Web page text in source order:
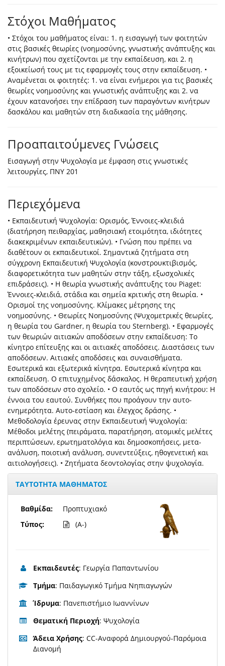
Στόχοι Μαθήματος
• Στόχοι του μαθήματος είναι: 1. η εισαγωγή των φοιτητών
στις βασικές θεωρίες (νοημοσύνης, γνωστικής ανάπτυξης και
κινήτρων) που σχετίζονται με την εκπαίδευση, και 2. η
εξοικείωσή τους με τις εφαρμογές τους στην εκπαίδευση. •
Αναμένεται οι φοιτητές: 1. να είναι ενήμεροι για τις βασικές
θεωρίες νοημοσύνης και γνωστικής ανάπτυξης και 2. να
έχουν κατανοήσει την επίδραση των παραγόντων κινήτρων
δασκάλου και μαθητών στη διαδικασία της μάθησης.
Προαπαιτούμενες Γνώσεις
Εισαγωγή στην Ψυχολογία με έμφαση στις γνωστικές
λειτουργίες, ΠΝΥ 201
Περιεχόμενα
• Εκπαιδευτική Ψυχολογία: Ορισμός, Έννοιες-κλειδιά
(διατήρηση πειθαρχίας, μαθησιακή ετοιμότητα, ιδιότητες
διακεκριμένων εκπαιδευτικών). • Γνώση που πρέπει να
διαθέτουν οι εκπαιδευτικοί. Σημαντικά ζητήματα στη
σύγχρονη Εκπαιδευτική Ψυχολογία (κονστρουκτιβισμός,
διαφορετικότητα των μαθητών στην τάξη, εξωσχολικές
επιδράσεις). • Η θεωρία γνωστικής ανάπτυξης του Piaget:
Έννοιες-κλειδιά, στάδια και σημεία κριτικής στη θεωρία. •
Ορισμοί της νοημοσύνης. Κλίμακες μέτρησης της
νοημοσύνης. • Θεωρίες Νοημοσύνης (Ψυχομετρικές θεωρίες,
η θεωρία του Gardner, η θεωρία του Sternberg). • Εφαρμογές
των θεωριών αιτιακών αποδόσεων στην εκπαίδευση: Το
κίνητρο επίτευξης και οι αιτιακές αποδόσεις. Διαστάσεις των
αποδόσεων. Αιτιακές αποδόσεις και συναισθήματα.
Εσωτερικά και εξωτερικά κίνητρα. Εσωτερικά κίνητρα και
εκπαίδευση. Ο επιτυχημένος δάσκαλος. Η θεραπευτική χρήση
των αποδόσεων στο σχολείο. • Ο εαυτός ως πηγή κινήτρου: Η
έννοια του εαυτού. Συνθήκες που προάγουν την αυτο-
ενημερότητα. Αυτο-εστίαση και έλεγχος δράσης. •
Μεθοδολογία έρευνας στην Εκπαιδευτική Ψυχολογία:
Μέθοδοι μελέτης (πειράματα, παρατήρηση, ατομικές μελέτες
περιπτώσεων, ερωτηματολόγια και δημοσκοπήσεις, μετα-
ανάλυση, ποιοτική ανάλυση, συνεντεύξεις, ηθογενετική και
αιτιολογήσεις). • Ζητήματα δεοντολογίας στην ψυχολογία.
ΤΑΥΤΟΤΗΤΑ ΜΑΘΗΜΑΤΟΣ
Βαθμίδα:
Τύπος:
Προπτυχιακό
(A-)
Εκπαιδευτές: Γεωργία Παπαντωνίου
Τμήμα: Παιδαγωγικό Τμήμα Νηπιαγωγών
Ίδρυμα: Πανεπιστήμιο Ιωαννίνων
Θεματική Περιοχή: Ψυχολογία
Άδεια Χρήσης: CC-Αναφορά Δημιουργού-Παρόμοια
Διανομή